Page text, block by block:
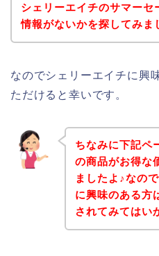
シェリーエイチのサマーセ
情報がないかを探してみま
なのでシェリーエイチに興
ただけると幸いです。
ちなみに下記ペ
の商品がお得な
ましたよ♪なの
に興味のある方
されてみてはい